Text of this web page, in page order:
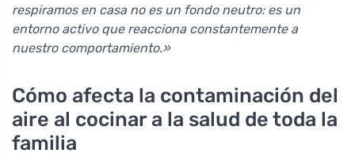
respiramos en casa no es un fondo neutro: es un
entorno activo que reacciona constantemente a
nuestro comportamiento.»
Cómo afecta la contaminación del
aire al cocinar a la salud de toda la
familia